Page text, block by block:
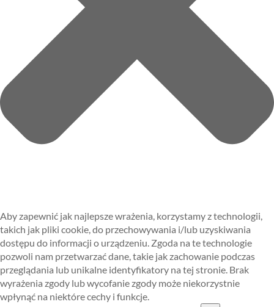
Aby zapewnić jak najlepsze wrażenia, korzystamy z technologii,
takich jak pliki cookie, do przechowywania i/lub uzyskiwania
dostępu do informacji o urządzeniu. Zgoda na te technologie
pozwoli nam przetwarzać dane, takie jak zachowanie podczas
przeglądania lub unikalne identyfikatory na tej stronie. Brak
wyrażenia zgody lub wycofanie zgody może niekorzystnie
wpłynąć na niektóre cechy i funkcje.